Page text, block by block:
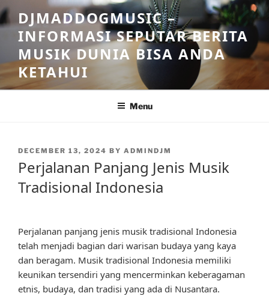
Skip
to
content
DJMADDOGMUSIC –
INFORMASI SEPUTAR BERITA
MUSIK DUNIA BISA ANDA
KETAHUI
Menu
POSTED
DECEMBER 13, 2024 BY ADMINDJM
Perjalanan Panjang Jenis Musik
Tradisional Indonesia
Perjalanan panjang jenis musik tradisional Indonesia
telah menjadi bagian dari warisan budaya yang kaya
dan beragam. Musik tradisional Indonesia memiliki
keunikan tersendiri yang mencerminkan keberagaman
etnis, budaya, dan tradisi yang ada di Nusantara.